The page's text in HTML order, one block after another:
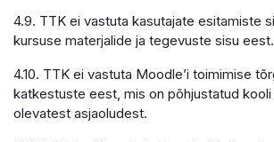
4.9. TTK ei vastuta kasutajate esitamiste
kursuse materjalide ja tegevuste sisu eest.
4.10. TTK ei vastuta Moodle’i toimimise
katkestuste eest, mis on põhjustatud kooli
olevatest asjaoludest.